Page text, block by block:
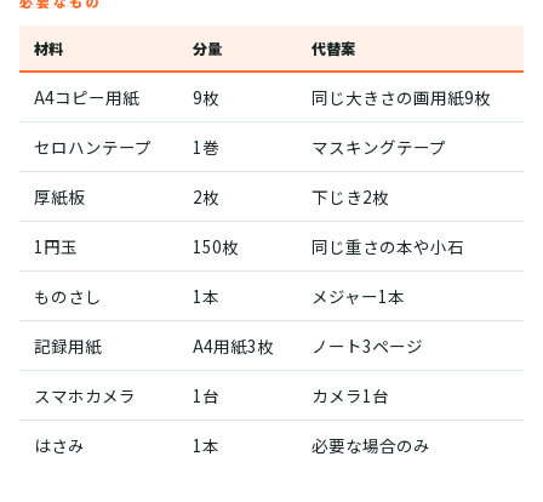
材料 分量 代替案
A4コピー用紙 9枚 同じ大きさの画用紙9枚
セロハンテープ 1巻 マスキングテープ
厚紙板 2枚 下じき2枚
1円玉 150枚 同じ重さの本や小石
ものさし 1本 メジャー1本
記録用紙 A4用紙3枚 ノート3ページ
スマホカメラ 1台 カメラ1台
はさみ 1本 必要な場合のみ